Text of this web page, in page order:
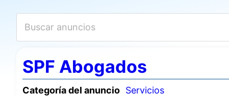
SPF Abogados
Categoría del anuncio Servicios